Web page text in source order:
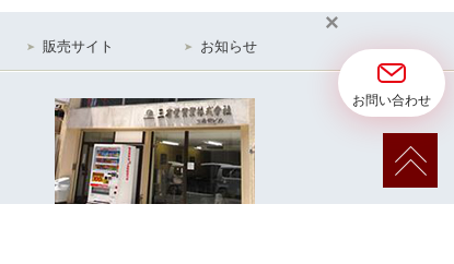
販売サイト お知らせ
×
お問い合わせ